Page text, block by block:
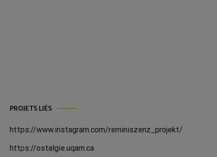
PROJETS LIÉS
https://www.instagram.com/reminiszenz_projekt/
https://ostalgie.uqam.ca